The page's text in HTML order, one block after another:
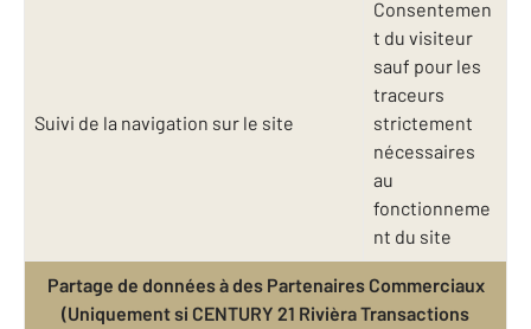
Suivi de la navigation sur le site
Consentemen
t du visiteur
sauf pour les
traceurs
strictement
nécessaires
au
fonctionneme
nt du site
Partage de données à des Partenaires Commerciaux
(Uniquement si CENTURY 21 Rivièra Transactions